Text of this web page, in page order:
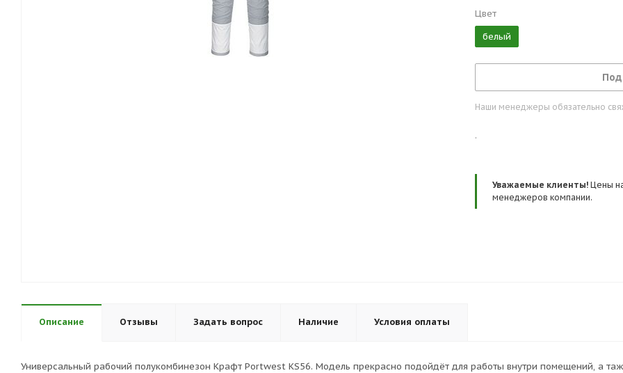
Цвет
белый
Под
Наши менеджеры обязательно
.
Уважаемые клиенты! Цены
менеджеров компании.
Описание Отзывы Задать вопрос Наличие Условия оплаты
Универсальный рабочий полукомбинезон Крафт Portwest KS56. Модель прекрасно подойдёт для работы внутри помещений, а